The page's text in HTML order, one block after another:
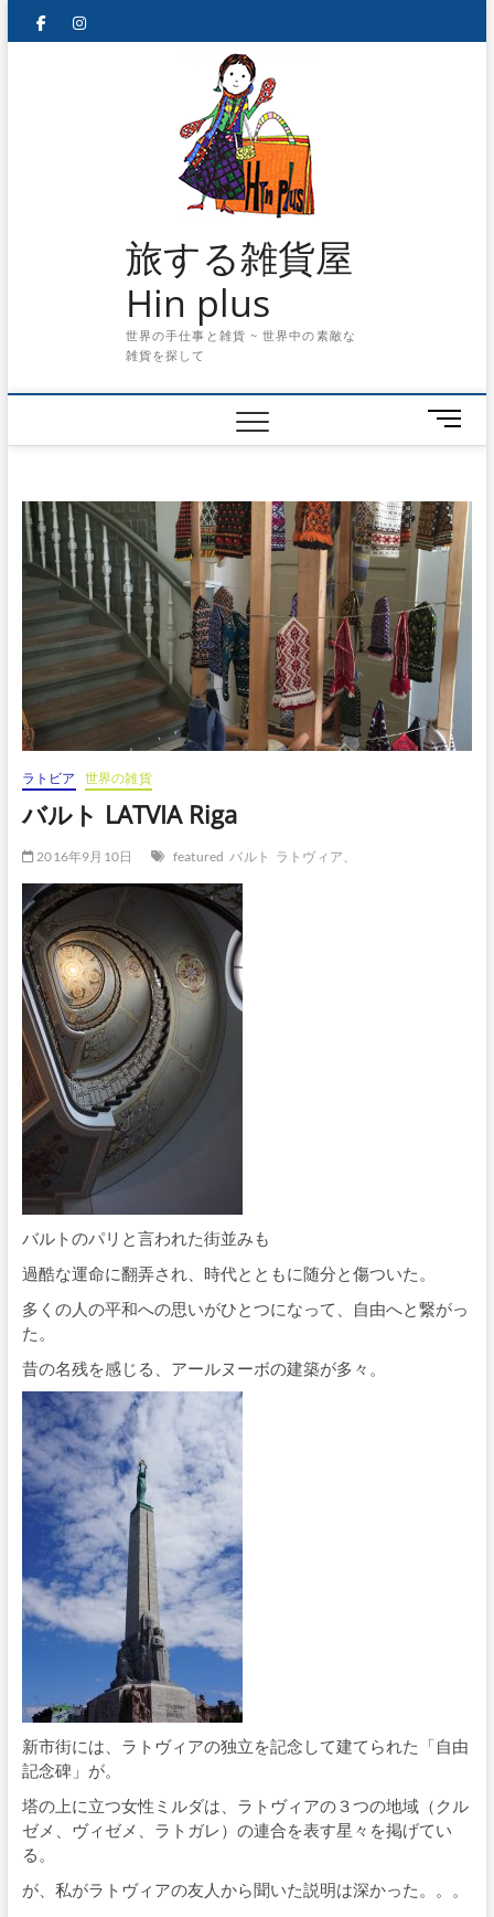
facebookinstagram
旅する雑貨屋
Hin plus
世界の手仕事と雑貨 ~ 世界中の素敵な
雑貨を探して
メ
ニ
ボ
タ
ン
ラトビア 世界の雑貨
バルト LATVIA Riga
2016年9月10日 featured バルト ラトヴィア、
バルトのパリと言われた街並みも
過酷な運命に翻弄され、時代とともに随分と傷ついた。
多くの人の平和への思いがひとつになって、自由へと繋がっ
た。
昔の名残を感じる、アールヌーボの建築が多々。
新市街には、ラトヴィアの独立を記念して建てられた「自由
記念碑」が。
塔の上に立つ女性ミルダは、ラトヴィアの３つの地域（クル
ゼメ、ヴィゼメ、ラトガレ）の連合を表す星々を掲げてい
る。
が、私がラトヴィアの友人から聞いた説明は深かった。。。